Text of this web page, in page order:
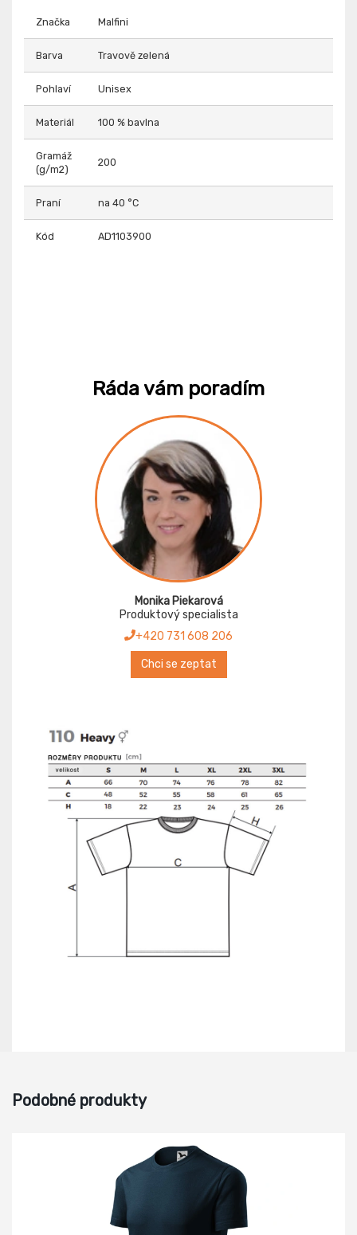
Značka Malfini
Barva Travově zelená
Pohlaví Unisex
Materiál 100 % bavlna
Gramáž
(g/m2)
200
Praní na 40 °C
Kód AD1103900
Ráda vám poradím
Monika Piekarová
Produktový specialista
+420 731 608 206
Chci se zeptat
Podobné produkty